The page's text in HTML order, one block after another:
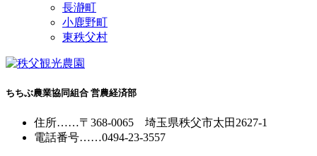
長瀞町
小鹿野町
東秩父村
ちちぶ農業協同組合 営農経済部
住所……〒368-0065 埼玉県秩父市太田2627-1
電話番号……0494-23-3557